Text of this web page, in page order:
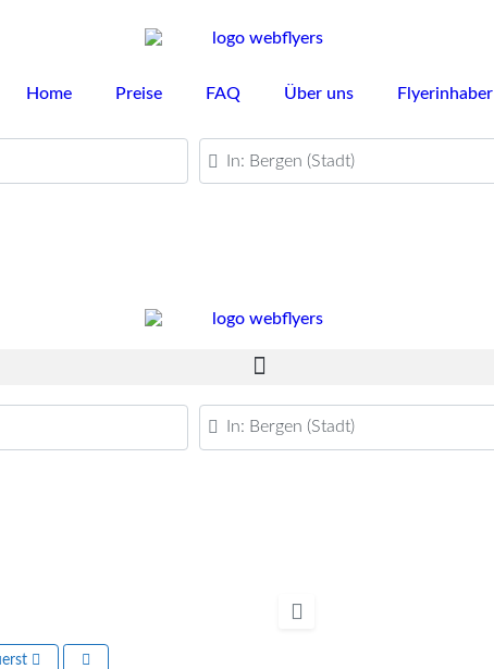
Home Preise FAQ Über uns Flyerinhaber
PLZ oder Ort
PLZ oder Ort